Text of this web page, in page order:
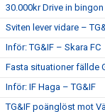
30.000kr Drive in
Sviten lever vidare –
Inför: TG&IF – Skara FC
Fasta situationer fällde
Inför: IF Haga – TG&IF
TG&IF poänglöst mot